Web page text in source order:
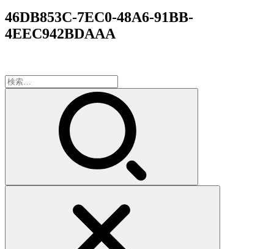
46DB853C-7EC0-48A6-91BB-
4EEC942BDAAA
検
索: